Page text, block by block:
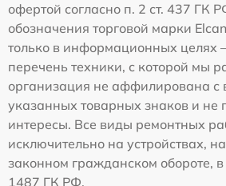
офертой согласно п. 2 ст. 437 ГК
обозначения торговой марки
только в информационных целях
перечень техники, с которой мы
организация не аффилирована с
указанных товарных знаков и не
интересы. Все виды ремонтных
исключительно на устройствах,
законном гражданском обороте, в
1487 ГК РФ.